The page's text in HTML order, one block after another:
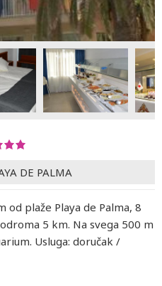
DE PALMA
od plaže Playa de Palma, 8
5 km. Na svega 500 m
Usluga: doručak /